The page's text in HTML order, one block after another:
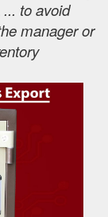
to avoid
manager or